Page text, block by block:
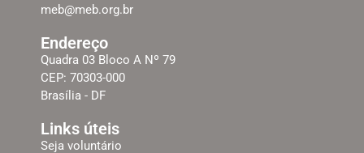
meb@meb.org.br
Endereço
Quadra 03 Bloco A Nº 79
CEP: 70303-000
Brasília - DF
Links úteis
Seja voluntário